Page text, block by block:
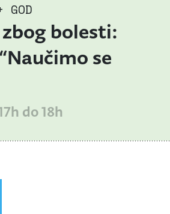
GOD
bolesti:
se
do 18h